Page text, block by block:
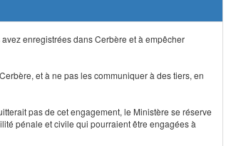
enregistrées dans Cerbère et à empêcher
et à ne pas les communiquer à des tiers, en
pas de cet engagement, le Ministère se réserve
pénale et civile qui pourraient être engagées à